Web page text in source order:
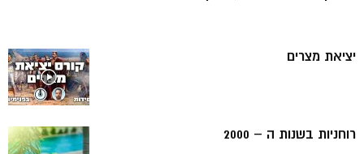
יציאת מצרים
רוחניות בשנות ה – 2000